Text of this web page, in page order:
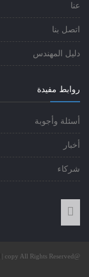
عنا
اتصل بنا
دليل المهندس
روابط مفيدة
أسئلة وأجوبة
أخبار
شركاء
@copy All Rights Reserved |